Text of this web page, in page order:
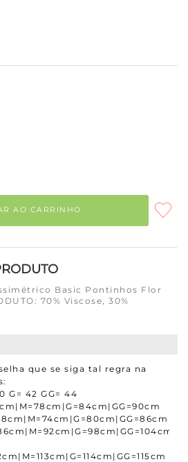
AO CARRINHO
Basic Pontinhos Flor
70% Viscose, 30%
que se siga tal regra na
G= 42 GG= 44